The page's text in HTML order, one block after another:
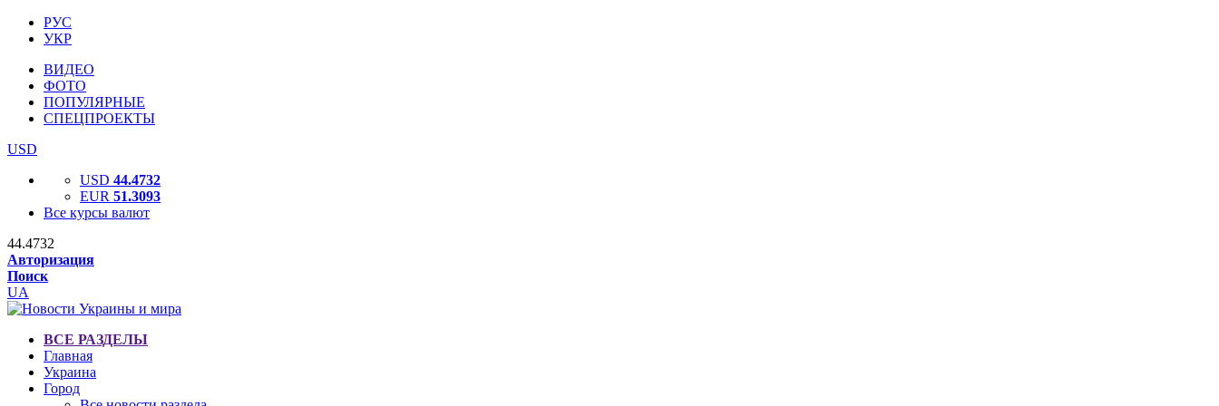
РУС
УКР
ВИДЕО
ФОТО
ПОПУЛЯРНЫЕ
СПЕЦПРОЕКТЫ
USD
USD 44.4732
EUR 51.3093
Все курсы валют
44.4732
Авторизация
Поиск
UA
ВСЕ РАЗДЕЛЫ
Главная
Украина
Город